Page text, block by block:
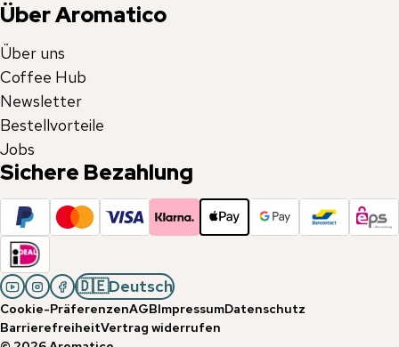
Über Aromatico
Über uns
Coffee Hub
Newsletter
Bestellvorteile
Jobs
Sichere Bezahlung
🇩🇪Deutsch
Cookie-PräferenzenAGBImpressumDatenschutz
BarrierefreiheitVertrag widerrufen